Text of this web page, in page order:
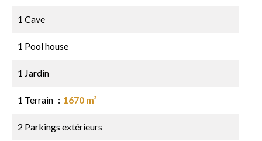
1 Cave
1 Pool house
1 Jardin
1 Terrain 1670 m²
2 Parkings extérieurs